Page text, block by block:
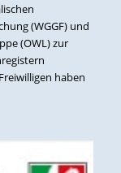
(WGGF) und
(OWL) zur
haben